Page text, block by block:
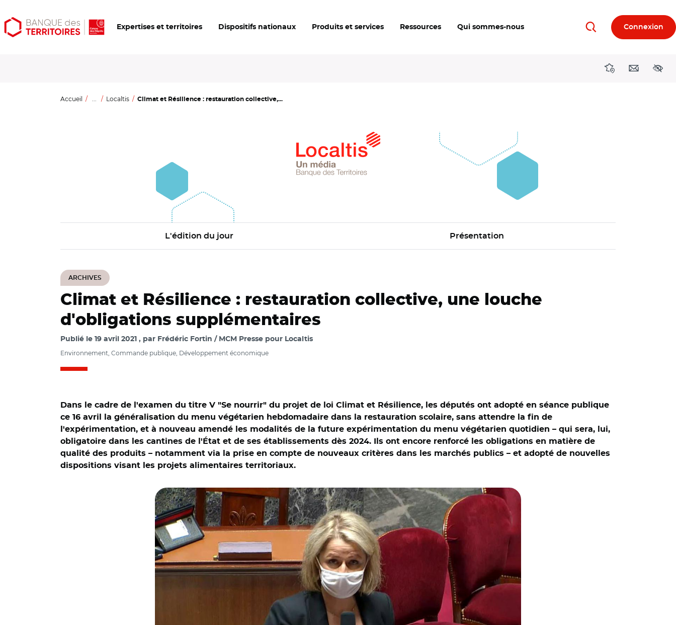
Aller
au
Aller
au
Ouvrir
les
Expertises et territoires Dispositifs nationaux Produits et services Ressources Qui sommes-nous RechercherConnexion
DirectionsContact
Accueil ... Localtis Climat et Résilience : restauration collective,...
L'édition du jour Présentation
ARCHIVES
Climat et Résilience : restauration collective, une louche
d'obligations supplémentaires
Publié le 19 avril 2021 par Frédéric Fortin / MCM Presse pour Localtis
Environnement, Commande publique, Développement économique
Dans le cadre de l'examen du titre V "Se nourrir" du projet de loi Climat et Résilience, les députés ont adopté en séance publique
ce 16 avril la généralisation du menu végétarien hebdomadaire dans la restauration scolaire, sans attendre la fin de
l'expérimentation, et à nouveau amendé les modalités de la future expérimentation du menu végétarien quotidien – qui sera, lui,
obligatoire dans les cantines de l'État et de ses établissements dès 2024. Ils ont encore renforcé les obligations en matière de
qualité des produits – notamment via la prise en compte de nouveaux critères dans les marchés publics – et adopté de nouvelles
dispositions visant les projets alimentaires territoriaux.